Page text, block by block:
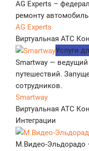
AG Experts –
ремонту
AG Experts
Виртуальная АТС
Услуги
Smartway —
путешествий.
сотрудников.
Smartway
Виртуальная АТС
Интеграции
М.Видео-Эльдорадо